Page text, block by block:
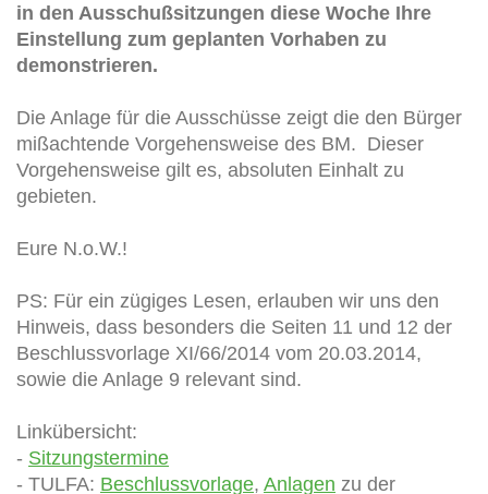
in den Ausschußsitzungen diese Woche Ihre
Einstellung zum geplanten Vorhaben zu
demonstrieren.
Die Anlage für die Ausschüsse zeigt die den Bürger
mißachtende Vorgehensweise des BM. Dieser
Vorgehensweise gilt es, absoluten Einhalt zu
gebieten.
Eure N.o.W.!
PS: Für ein zügiges Lesen, erlauben wir uns den
Hinweis, dass besonders die Seiten 11 und 12 der
Beschlussvorlage XI/66/2014 vom 20.03.2014,
sowie die Anlage 9 relevant sind.
Linkübersicht:
- Sitzungstermine
- TULFA: Beschlussvorlage, Anlagen zu der